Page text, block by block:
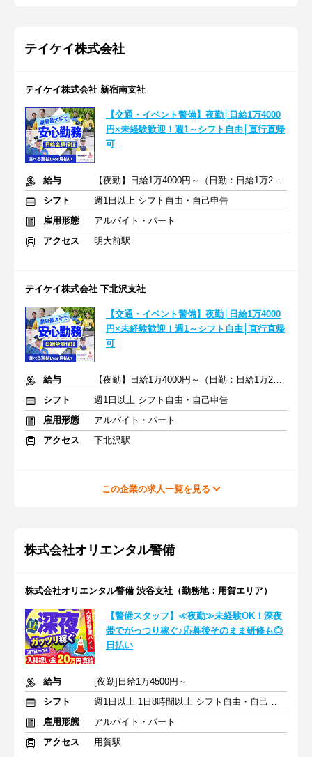
テイケイ株式会社
テイケイ株式会社 新宿南支社
【交通・イベント警備】夜勤│日給1万4000
円×未経験歓迎！週1～シフト自由│直行直帰
可
給与
【夜勤】日給1万4000円～（日勤：日給1万2500円～）
シフト
週1日以上 シフト自由・自己申告
雇用形態
アルバイト・パート
アクセス
明大前駅
テイケイ株式会社 下北沢支社
【交通・イベント警備】夜勤│日給1万4000
円×未経験歓迎！週1～シフト自由│直行直帰
可
給与
【夜勤】日給1万4000円～（日勤：日給1万2500円～）
シフト
週1日以上 シフト自由・自己申告
雇用形態
アルバイト・パート
アクセス
下北沢駅
この企業の求人一覧を見る
株式会社オリエンタル警備
株式会社オリエンタル警備 渋谷支社（勤務地：用賀エリア）
【警備スタッフ】≪夜勤≫未経験OK！深夜
帯でがっつり稼ぐ♪応募後そのまま研修も◎
日払い
給与
[夜勤]日給1万4500円～
シフト
週1日以上 1日8時間以上 シフト自由・自己申告
雇用形態
アルバイト・パート
アクセス
用賀駅